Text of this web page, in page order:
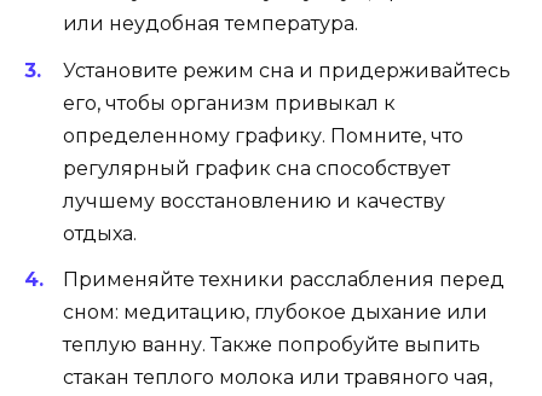
или неудобная температура.
Установите режим сна и придерживайтесь
его, чтобы организм привыкал к
определенному графику. Помните, что
регулярный график сна способствует
лучшему восстановлению и качеству
отдыха.
Применяйте техники расслабления перед
сном: медитацию, глубокое дыхание или
теплую ванну. Также попробуйте выпить
стакан теплого молока или травяного чая,